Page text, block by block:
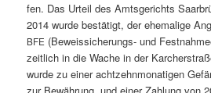
fen. Das Urteil des Amts­gerichts
2014 wurde bestätigt, der ehe­ma­lige
BFE (Beweis­sicherungs- und
zeitlich in die Wache in der
wurde zu ein­er achtzehn­monati­gen